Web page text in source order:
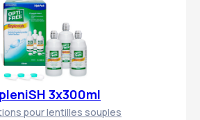
3x300ml
pour lentilles souples